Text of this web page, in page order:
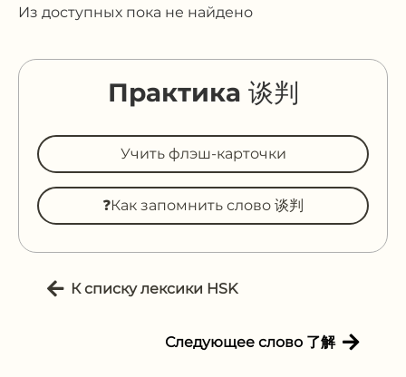
Из доступных пока не найдено
Практика 谈判
Учить флэш-карточки
❓Как запомнить слово 谈判
К списку лексики HSK
Следующее слово 了解